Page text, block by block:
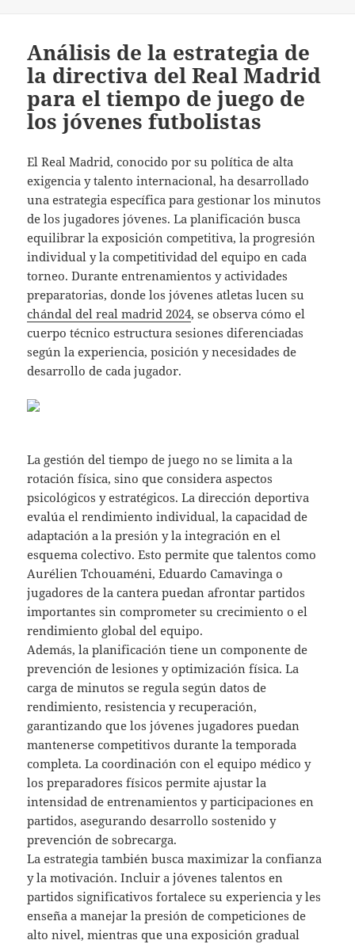
Análisis de la estrategia de
la directiva del Real Madrid
para el tiempo de juego de
los jóvenes futbolistas
El Real Madrid, conocido por su política de alta
exigencia y talento internacional, ha desarrollado
una estrategia específica para gestionar los minutos
de los jugadores jóvenes. La planificación busca
equilibrar la exposición competitiva, la progresión
individual y la competitividad del equipo en cada
torneo. Durante entrenamientos y actividades
preparatorias, donde los jóvenes atletas lucen su
chándal del real madrid 2024, se observa cómo el
cuerpo técnico estructura sesiones diferenciadas
según la experiencia, posición y necesidades de
desarrollo de cada jugador.
La gestión del tiempo de juego no se limita a la
rotación física, sino que considera aspectos
psicológicos y estratégicos. La dirección deportiva
evalúa el rendimiento individual, la capacidad de
adaptación a la presión y la integración en el
esquema colectivo. Esto permite que talentos como
Aurélien Tchouaméni, Eduardo Camavinga o
jugadores de la cantera puedan afrontar partidos
importantes sin comprometer su crecimiento o el
rendimiento global del equipo.
Además, la planificación tiene un componente de
prevención de lesiones y optimización física. La
carga de minutos se regula según datos de
rendimiento, resistencia y recuperación,
garantizando que los jóvenes jugadores puedan
mantenerse competitivos durante la temporada
completa. La coordinación con el equipo médico y
los preparadores físicos permite ajustar la
intensidad de entrenamientos y participaciones en
partidos, asegurando desarrollo sostenido y
prevención de sobrecarga.
La estrategia también busca maximizar la confianza
y la motivación. Incluir a jóvenes talentos en
partidos significativos fortalece su experiencia y les
enseña a manejar la presión de competiciones de
alto nivel, mientras que una exposición gradual